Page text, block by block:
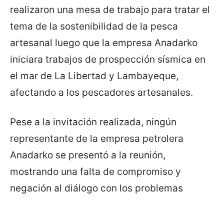
realizaron una mesa de trabajo para tratar el
tema de la sostenibilidad de la pesca
artesanal luego que la empresa Anadarko
iniciara trabajos de prospección sísmica en
el mar de La Libertad y Lambayeque,
afectando a los pescadores artesanales.
Pese a la invitación realizada, ningún
representante de la empresa petrolera
Anadarko se presentó a la reunión,
mostrando una falta de compromiso y
negación al diálogo con los problemas